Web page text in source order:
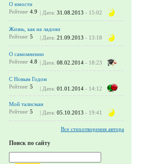
О юности
Рейтинг 4.9 | Дата: 31.08.2013 - 15:02
Жизнь, как на ладони
Рейтинг 5 | Дата: 21.09.2013 - 13:18
О самомнении
Рейтинг 4.8 | Дата: 08.02.2014 - 18:23
С Новым Годом
Рейтинг 5 | Дата: 01.01.2014 - 14:12
Мой талисман
Рейтинг 5 | Дата: 05.10.2013 - 19:41
Все стихотворения автора
Поиск по сайту